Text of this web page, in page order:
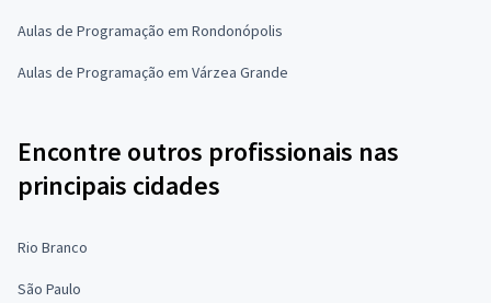
Aulas de Programação em Rondonópolis
Aulas de Programação em Várzea Grande
Encontre outros profissionais nas
principais cidades
Rio Branco
São Paulo